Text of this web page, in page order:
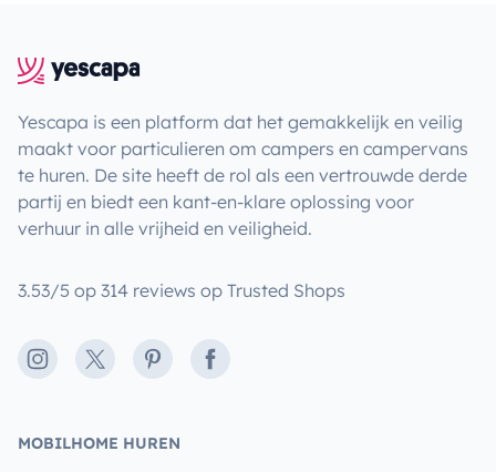
Yescapa is een platform dat het gemakkelijk en veilig
maakt voor particulieren om campers en campervans
te huren. De site heeft de rol als een vertrouwde derde
partij en biedt een kant-en-klare oplossing voor
verhuur in alle vrijheid en veiligheid.
3.53/5 op 314 reviews op Trusted Shops
Instagram
X PinterestFacebook
MOBILHOME HUREN